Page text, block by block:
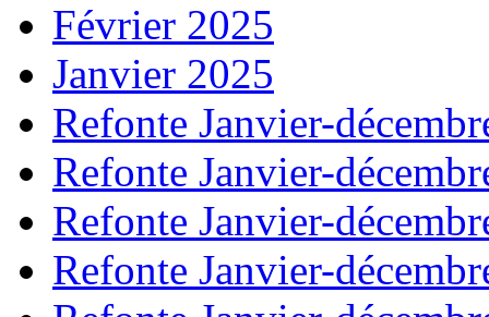
Février 2025
Janvier 2025
Refonte Janvier-
Refonte Janvier-
Refonte Janvier-
Refonte Janvier-